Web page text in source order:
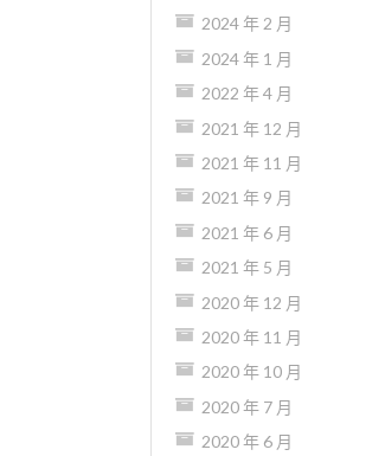
2024 年 2 月
2024 年 1 月
2022 年 4 月
2021 年 12 月
2021 年 11 月
2021 年 9 月
2021 年 6 月
2021 年 5 月
2020 年 12 月
2020 年 11 月
2020 年 10 月
2020 年 7 月
2020 年 6 月